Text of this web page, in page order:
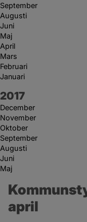
September
Augusti
Juni
Maj
April
Mars
Februari
Januari
År:
2017
December
November
Oktober
September
Augusti
Juni
Maj
april